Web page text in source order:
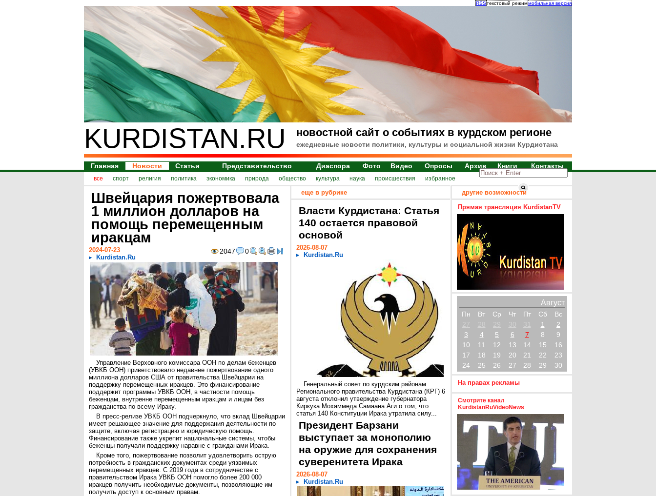
RSSтекстовый режиммобильная версия
KURDISTAN.RU новостной сайт о событиях в курдском регионе
ежедневные новости политики, культуры и социальной жизни Курдистана
Главная Новости Статьи Представительство Диаспора Фото Видео Опросы Архив Книги Контакты
все спорт религия политика экономика природа общество культура наука происшествия избранное
Швейцария пожертвовала
1 миллион долларов на
помощь перемещенным
иракцам
2047 0
2024-07-23
Kurdistan.Ru
Управление Верховного комиссара ООН по делам беженцев
(УВКБ ООН) приветствовало недавнее пожертвование одного
миллиона долларов США от правительства Швейцарии на
поддержку перемещенных иракцев. Это финансирование
поддержит программы УВКБ ООН, в частности помощь
беженцам, внутренне перемещенным иракцам и лицам без
гражданства по всему Ираку.
В пресс-релизе УВКБ ООН подчеркнуло, что вклад Швейцарии
имеет решающее значение для поддержания деятельности по
защите, включая регистрацию и юридическую помощь.
Финансирование также укрепит национальные системы, чтобы
беженцы получали поддержку наравне с гражданами Ирака.
Кроме того, пожертвование позволит удовлетворить острую
потребность в гражданских документах среди уязвимых
перемещенных иракцев. С 2019 года в сотрудничестве с
правительством Ирака УВКБ ООН помогло более 200 000
иракцев получить необходимые документы, позволяющие им
получить доступ к основным правам.
еще в рубрике
Власти Курдистана: Статья
140 остается правовой
основой
2026-08-07
Kurdistan.Ru
Генеральный совет по курдским районам
Регионального правительства Курдистана (КРГ) 6
августа отклонил утверждение губернатора
Киркука Мохаммеда Самаана Аги о том, что
статья 140 Конституции Ирака утратила силу...
Президент Барзани
выступает за монополию
на оружие для сохранения
суверенитета Ирака
2026-08-07
Kurdistan.Ru
другие возможности
Прямая трансляция KurdistanTV
Август
Пн Вт Ср Чт Пт Сб
Вс
27
28 29 30 31 1
2
3
4 5 6 7 8
9
10
11 12 13 14 15
16
17
18 19 20 21 22
23
24
25 26 27 28 29 30
На правах рекламы
Смотрите канал
KurdistanRuVideoNews